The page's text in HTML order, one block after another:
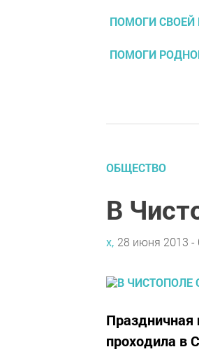
ПОМОГИ
ПОМОГИ
ОБЩЕСТВО
В
х, 28 июня 2013 -
проходила в